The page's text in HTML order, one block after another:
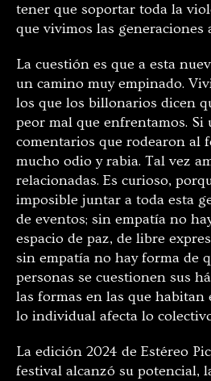
tener que soportar toda la
que vivimos las generaciones
La cuestión es que a esta
un camino muy empinado.
los que los billonarios dicen
peor mal que enfrentamos. Si
comentarios que rodearon al
mucho odio y rabia. Tal vez
relacionadas. Es curioso,
imposible juntar a toda esta
de eventos; sin empatía no
espacio de paz, de libre
sin empatía no hay forma de
personas se cuestionen sus
las formas en las que
lo individual afecta lo
La edición 2024 de Estéreo
festival alcanzó su potencial,